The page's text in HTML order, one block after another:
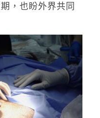
，也盼外界共同